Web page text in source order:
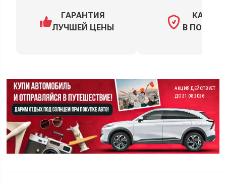
ГАРАНТИЯ
ЛУЧШЕЙ ЦЕНЫ
КАСКО
В
АКЦИЯ ДЕЙСТВУЕТ
ДО 21.08.2026